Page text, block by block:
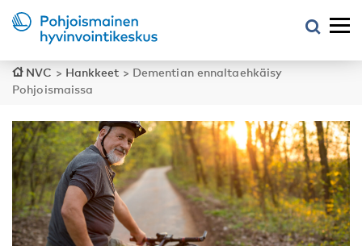
NVC > Hankkeet > Dementian ennaltaehkäisy
Pohjoismaissa